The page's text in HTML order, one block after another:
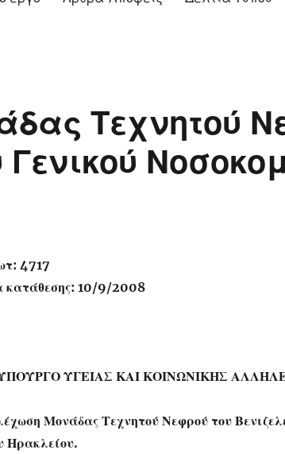
Τεχνητού
Γενικού
4717
κατάθεσης: 10/9/2008
ΥΓΕΙΑΣ ΚΑΙ ΚΟΙΝΩΝΙΚΗΣ
Μονάδας Τεχνητού Νεφρού του
Ηρακλείου.